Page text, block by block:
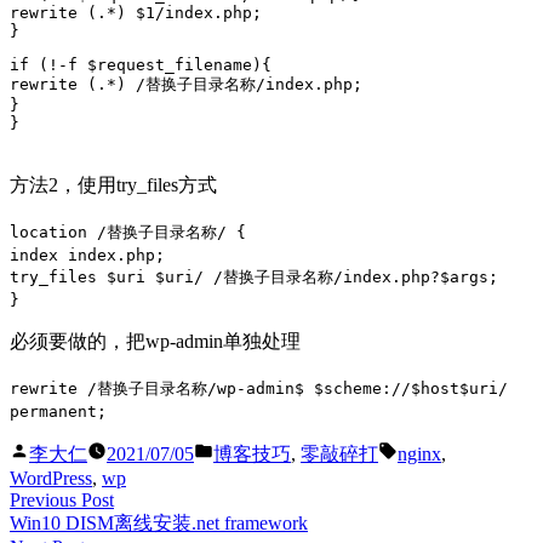
rewrite (.*) $1/index.php;
}
if (!-f $request_filename){
rewrite (.*) /替换子目录名称/index.php;
}
}
方法2，使用try_files方式
location /替换子目录名称/ {
index index.php;
try_files $uri $uri/ /替换子目录名称/index.php?$args;
}
必须要做的，把wp-admin单独处理
rewrite /替换子目录名称/wp-admin$ $scheme://$host$uri/
permanent;
Posted
by
李大仁 2021/07/05
Posted
博客技巧, 零敲碎打 Tags:
nginx,
WordPress, wp
Post
Previous PostPrevious
post:
Win10 DISM离线安装.net framework